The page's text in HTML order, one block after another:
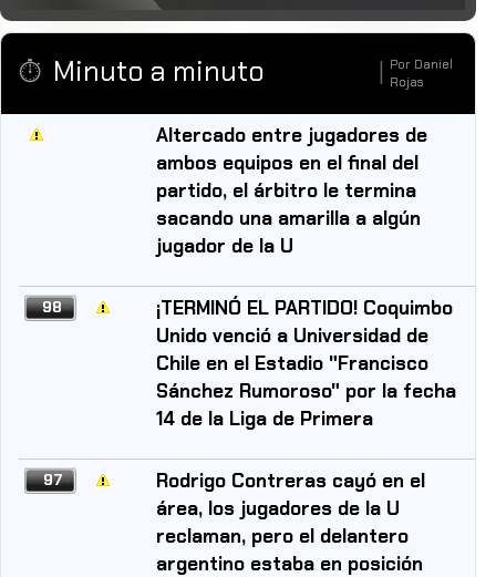
⏱️ Minuto a minuto Por Daniel
Rojas
Altercado entre jugadores de
ambos equipos en el final del
partido, el árbitro le termina
sacando una amarilla a algún
jugador de la U
98
¡TERMINÓ EL PARTIDO! Coquimbo
Unido venció a Universidad de
Chile en el Estadio "Francisco
Sánchez Rumoroso" por la fecha
14 de la Liga de Primera
97
Rodrigo Contreras cayó en el
área, los jugadores de la U
reclaman, pero el delantero
argentino estaba en posición